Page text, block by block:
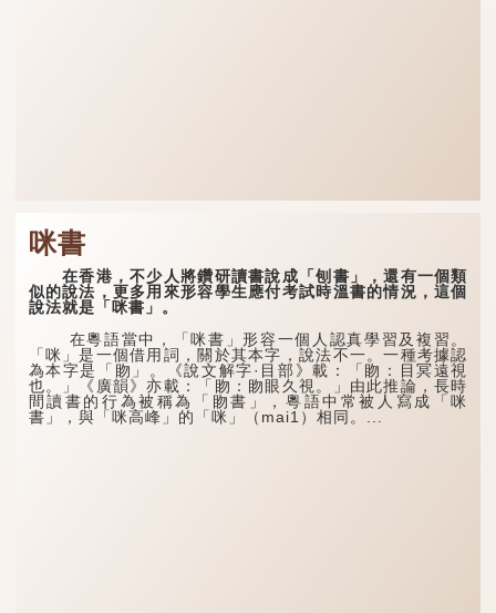
咪書
在香港，不少人將鑽研讀書說成「刨書」，還有一個類
似的說法，更多用來形容學生應付考試時溫書的情況，這個
說法就是「咪書」。
在粵語當中，「咪書」形容一個人認真學習及複習。
「咪」是一個借用詞，關於其本字，說法不一。一種考據認
為本字是「䀛」。《說文解字·目部》載：「䀛：目冥遠視
也。」《廣韻》亦載：「䀛：䀛眼久視。」由此推論，長時
間讀書的行為被稱為「䀛書」，粵語中常被人寫成「咪
書」，與「咪高峰」的「咪」（mai1）相同。...